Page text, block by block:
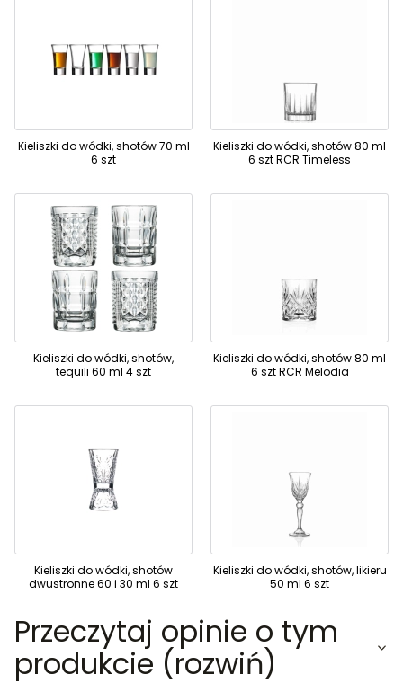
Kieliszki do wódki, shotów 70 ml
6 szt
Kieliszki do wódki, shotów 80 ml
6 szt RCR Timeless
Kieliszki do wódki, shotów,
tequili 60 ml 4 szt
Kieliszki do wódki, shotów 80 ml
6 szt RCR Melodia
Kieliszki do wódki, shotów
dwustronne 60 i 30 ml 6 szt
Kieliszki do wódki, shotów, likieru
50 ml 6 szt
Przeczytaj opinie o tym
produkcie (rozwiń)